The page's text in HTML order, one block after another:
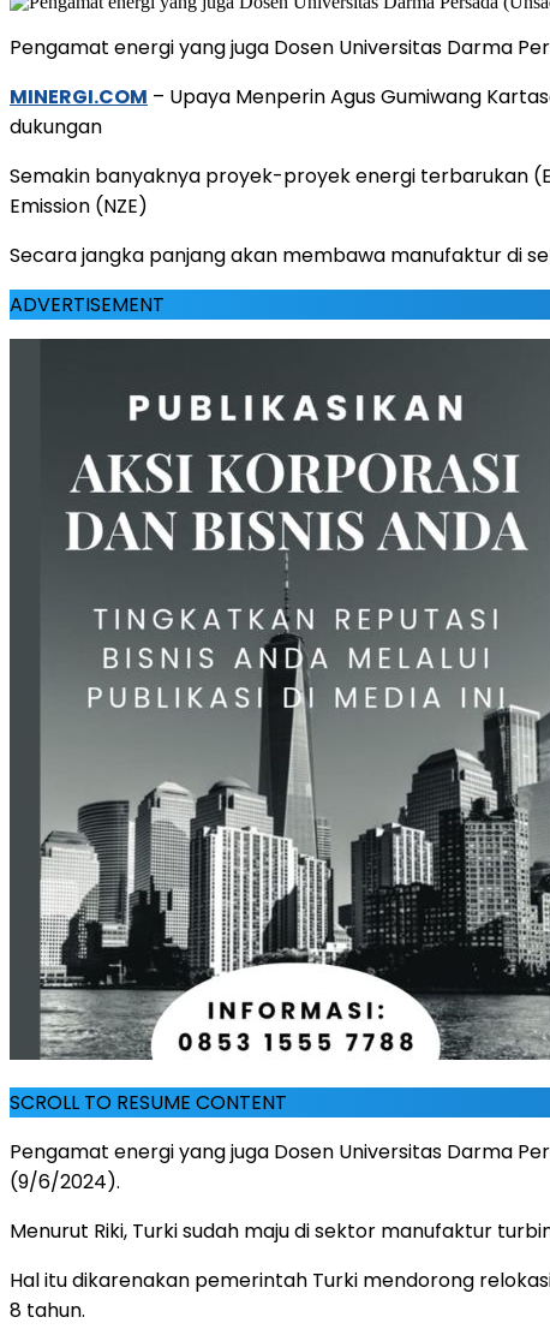
Pengamat energi yang juga Dosen Universitas Darma
MINERGI.COM – Upaya Menperin Agus Gumiwang
dukungan
Semakin banyaknya proyek-proyek energi terbarukan
Emission (NZE)
Secara jangka panjang akan membawa manufaktur di
ADVERTISEMENT
SCROLL TO RESUME CONTENT
Pengamat energi yang juga Dosen Universitas Darma
(9/6/2024).
Menurut Riki, Turki sudah maju di sektor manufaktur
Hal itu dikarenakan pemerintah Turki mendorong
8 tahun.